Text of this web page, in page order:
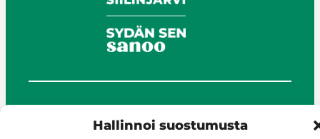
Hallinnoi suostumusta
Anna palautetta